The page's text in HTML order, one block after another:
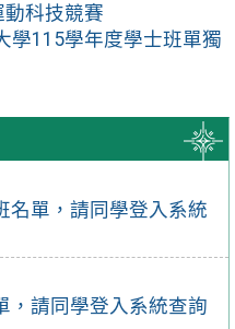
名單，請同學登入系統
，請同學登入系統查詢
動科技競賽
學115學年度學士班單獨